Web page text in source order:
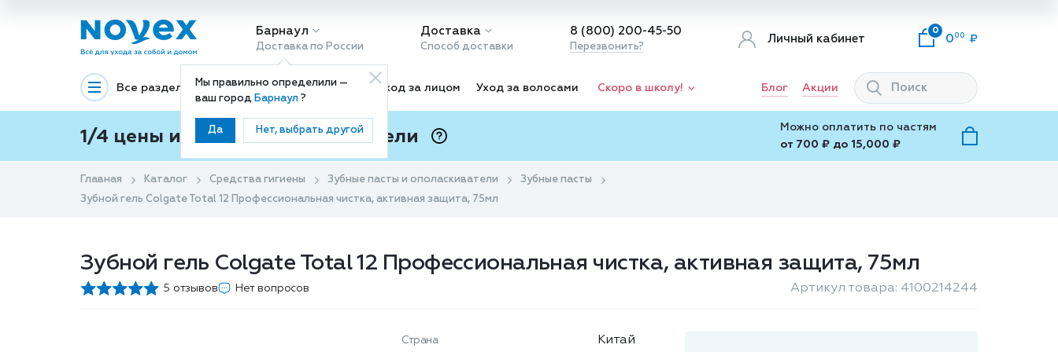
Барнаул
Доставка по России
Мы правильно определили —
ваш город Барнаул?
Да Нет, выбрать другой
Доставка
Способ доставки
8 (800) 200-45-50
Перезвонить?
Личный кабинет
0
0 00
Все разделы Декоративная косметика Уход за лицом Уход за волосами Скоро в школу! Блог Акции
1/4 цены и покупки ваши с Подели
Можно оплатить по частям
от 700 ₽ до 15,000 ₽
Главная Каталог Средства гигиены Зубные пасты и ополаскиватели
Зубные пасты
Зубной гель Colgate Total 12 Профессиональная чистка, активная защита, 75мл
Зубной гель Colgate Total 12 Профессиональная чистка, активная защита, 75мл
5 отзывов Нет вопросов Артикул товара: 4100214244
Страна Китай